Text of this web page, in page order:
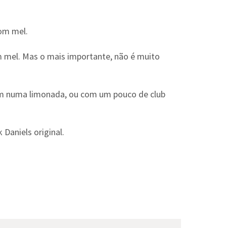
mel.
Mas o mais importante, não é muito
numa limonada, ou com um pouco de club
Daniels original.